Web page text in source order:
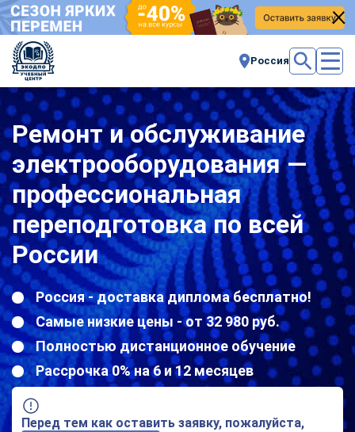
Россия
Ремонт и обслуживание
электрооборудования —
профессиональная
переподготовка по всей
России
Россия - доставка диплома бесплатно!
Самые низкие цены - от 32 980 руб.
Полностью дистанционное обучение
Рассрочка 0% на 6 и 12 месяцев
Перед тем как оставить заявку, пожалуйста,